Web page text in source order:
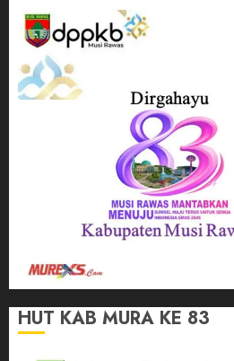
HUT KAB MURA KE 83